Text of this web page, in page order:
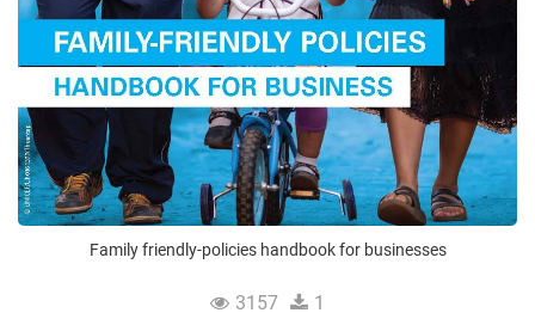
Family friendly-policies handbook for businesses
3157 1